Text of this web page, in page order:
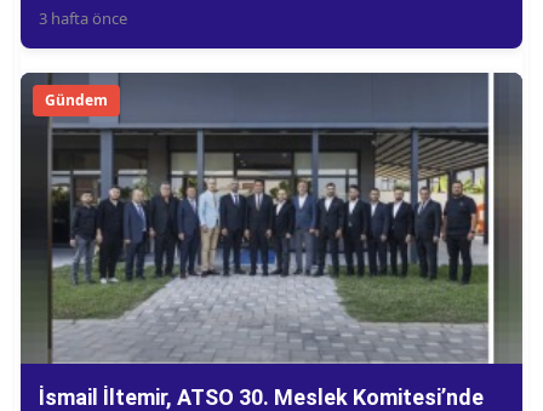
3 hafta önce
Gündem
İsmail İltemir, ATSO 30. Meslek Komitesi’nde